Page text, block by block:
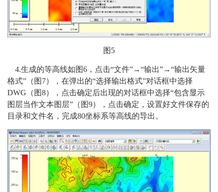
图5
4.生成的等高线如图6，点击“文件”→“输出”→“输出矢量
格式”（图7），在弹出的“选择输出格式”对话框中选择
DWG（图8），点击确定后出现的对话框中选择“包含显示
图层当作文本图层”（图9），点击确定，设置好文件保存的
目录和文件名，完成80坐标系等高线的导出。